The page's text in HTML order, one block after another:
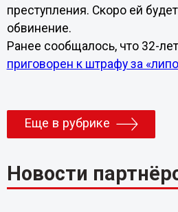
преступления. Скоро ей
обвинение.
Ранее сообщалось, что 32-
приговорен к штрафу за
Еще в рубрике
Новости